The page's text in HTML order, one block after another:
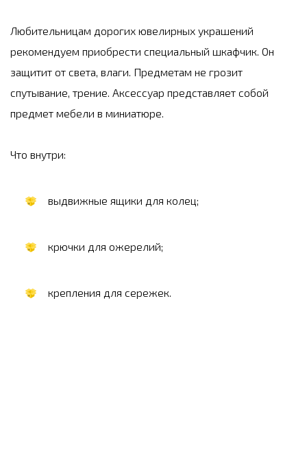
Любительницам дорогих ювелирных украшений
рекомендуем приобрести специальный шкафчик. Он
защитит от света, влаги. Предметам не грозит
спутывание, трение. Аксессуар представляет собой
предмет мебели в миниатюре.
Что внутри:
выдвижные ящики для колец;
крючки для ожерелий;
крепления для сережек.